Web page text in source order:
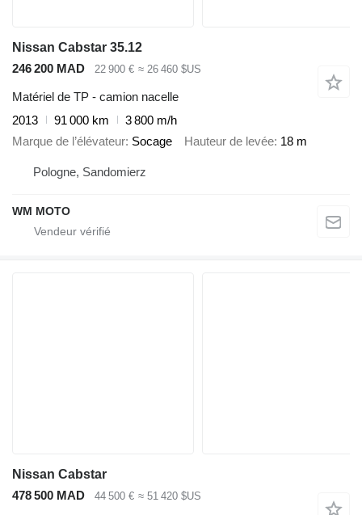
Nissan Cabstar 35.12
246 200 MAD
22 900 € ≈ 26 460 $US
Matériel de TP - camion nacelle
2013
91 000 km
3 800 m/h
Marque de l’élévateur Socage Hauteur de levée 18 m
Pologne, Sandomierz
WM MOTO
Nissan Cabstar
478 500 MAD
44 500 € ≈ 51 420 $US